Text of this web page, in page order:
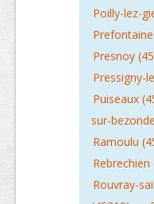
Poilly-lez-
Presnoy
Pressigny-
Puiseaux
sur-
Ramoulu
Rebrechien
Rouvray-